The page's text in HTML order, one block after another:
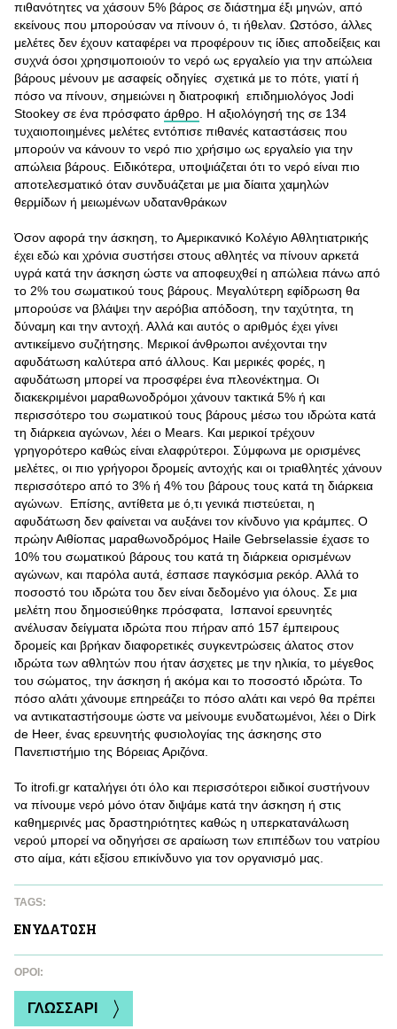
πιθανότητες να χάσουν 5% βάρος σε διάστημα έξι μηνών, από
εκείνους που μπορούσαν να πίνουν ό, τι ήθελαν. Ωστόσο, άλλες
μελέτες δεν έχουν καταφέρει να προφέρουν τις ίδιες αποδείξεις και
συχνά όσοι χρησιμοποιούν το νερό ως εργαλείο για την απώλεια
βάρους μένουν με ασαφείς οδηγίες σχετικά με το πότε, γιατί ή
πόσο να πίνουν, σημειώνει η διατροφική επιδημιολόγος Jodi
Stookey σε ένα πρόσφατο άρθρο . Η αξιολόγησή της σε 134
τυχαιοποιημένες μελέτες εντόπισε πιθανές καταστάσεις που
μπορούν να κάνουν το νερό πιο χρήσιμο ως εργαλείο για την
απώλεια βάρους. Ειδικότερα, υποψιάζεται ότι το νερό είναι πιο
αποτελεσματικό όταν συνδυάζεται με μια δίαιτα χαμηλών
θερμίδων ή μειωμένων υδατανθράκων
Όσον αφορά την άσκηση, το Αμερικανικό Κολέγιο Αθλητιατρικής
έχει εδώ και χρόνια συστήσει στους αθλητές να πίνουν αρκετά
υγρά κατά την άσκηση ώστε να αποφευχθεί η απώλεια πάνω από
το 2% του σωματικού τους βάρους. Μεγαλύτερη εφίδρωση θα
μπορούσε να βλάψει την αερόβια απόδοση, την ταχύτητα, τη
δύναμη και την αντοχή. Αλλά και αυτός ο αριθμός έχει γίνει
αντικείμενο συζήτησης. Μερικοί άνθρωποι ανέχονται την
αφυδάτωση καλύτερα από άλλους. Και μερικές φορές, η
αφυδάτωση μπορεί να προσφέρει ένα πλεονέκτημα. Οι
διακεκριμένοι μαραθωνοδρόμοι χάνουν τακτικά 5% ή και
περισσότερο του σωματικού τους βάρους μέσω του ιδρώτα κατά
τη διάρκεια αγώνων, λέει ο Mears. Και μερικοί τρέχουν
γρηγορότερο καθώς είναι ελαφρύτεροι. Σύμφωνα με ορισμένες
μελέτες, οι πιο γρήγοροι δρομείς αντοχής και οι τριαθλητές χάνουν
περισσότερο από το 3% ή 4% του βάρους τους κατά τη διάρκεια
αγώνων. Επίσης, αντίθετα με ό,τι γενικά πιστεύεται, η
αφυδάτωση δεν φαίνεται να αυξάνει τον κίνδυνο για κράμπες. Ο
πρώην Αιθίοπας μαραθωνοδρόμος Haile Gebrselassie έχασε το
10% του σωματικού βάρους του κατά τη διάρκεια ορισμένων
αγώνων, και παρόλα αυτά, έσπασε παγκόσμια ρεκόρ. Αλλά το
ποσοστό του ιδρώτα του δεν είναι δεδομένο για όλους. Σε μια
μελέτη που δημοσιεύθηκε πρόσφατα, Ισπανοί ερευνητές
ανέλυσαν δείγματα ιδρώτα που πήραν από 157 έμπειρους
δρομείς και βρήκαν διαφορετικές συγκεντρώσεις άλατος στον
ιδρώτα των αθλητών που ήταν άσχετες με την ηλικία, το μέγεθος
του σώματος, την άσκηση ή ακόμα και το ποσοστό ιδρώτα. Το
πόσο αλάτι χάνουμε επηρεάζει το πόσο αλάτι και νερό θα πρέπει
να αντικαταστήσουμε ώστε να μείνουμε ενυδατωμένοι, λέει ο Dirk
de Heer, ένας ερευνητής φυσιολογίας της άσκησης στο
Πανεπιστήμιο της Βόρειας Αριζόνα.
To itrofi.gr καταλήγει ότι όλο και περισσότεροι ειδικοί συστήνουν
να πίνουμε νερό μόνο όταν διψάμε κατά την άσκηση ή στις
καθημερινές μας δραστηριότητες καθώς η υπερκατανάλωση
νερού μπορεί να οδηγήσει σε αραίωση των επιπέδων του νατρίου
στο αίμα, κάτι εξίσου επικίνδυνο για τον οργανισμό μας.
TAGS:
ΕΝΥΔAΤΩΣΗ
ΌΡΟΙ:
ΓΛΩΣΣΑΡΙ